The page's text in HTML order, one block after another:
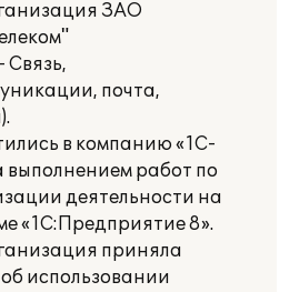
ЗАО
Связь,
почта,
в компанию «1С-
выполнением работ по
деятельности на
«1С:Предприятие 8».
приняла
использовании